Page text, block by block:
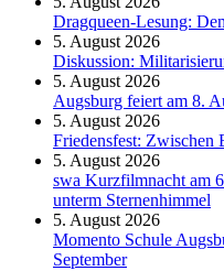
Dragqueen-Lesung:
5. August 2026
Diskussion:
5. August 2026
Augsburg feiert am 8.
5. August 2026
Friedensfest: Zwischen
5. August 2026
swa Kurz­film­nacht am
unterm Sternen­himmel
5. August 2026
Momento Schule
September